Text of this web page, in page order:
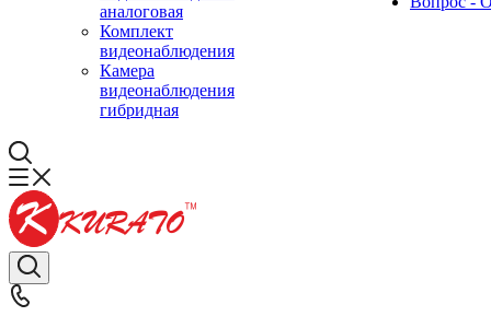
аналоговая
Комплект
видеонаблюдения
Камера
видеонаблюдения
гибридная